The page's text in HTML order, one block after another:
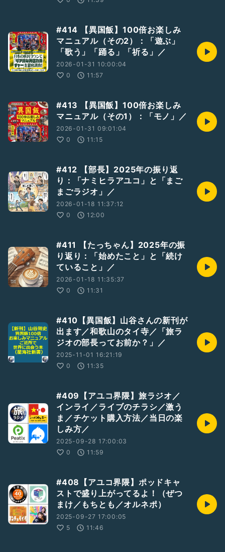
#414 【異国飯】100倍お楽しみ
マニュアル（その2）：「遊ぶ」
「歌う」「踊る」「祈る」／
2026-01-31 10:00:04
0
11:57
#413 【異国飯】100倍お楽しみ
マニュアル（その1）：「モノ」／
2026-01-31 09:01:04
0
11:15
#412 【部長】2025年の振り返
り：「ナミヒラアユコ」と「まご
まごラジオ」／
2026-01-18 11:37:12
0
12:00
#411 【たっちゃん】2025年の振
り返り：「始めたこと」と「続け
ていること」／
2026-01-18 11:35:37
0
11:31
#410【異国飯】山谷さんの新刊が
出ます／和歌山のタイ寺／「旅ラ
ジオの部長ってお前か？」／
2025-11-01 16:21:19
0
11:35
#409【アユコ界隈】旅ラジオ／
インライ／ライブのチラシ／激う
ま／チケット購入方法／当日の楽
しみ方／
2025-09-28 17:00:03
0
11:59
#408【アユコ界隈】ポッドキャ
ストで盛り上がってるよ！（ぜつ
まけ／もちとも／オルネポ）
2025-09-27 17:00:05
5
11:46